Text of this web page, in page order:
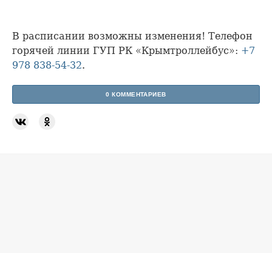
В расписании возможны изменения! Телефон
горячей линии ГУП РК «Крымтроллейбус»: +7
978 838-54-32.
0 КОММЕНТАРИЕВ